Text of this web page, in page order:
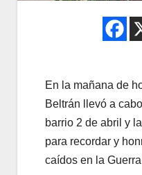
En la mañana de
Beltrán llevó a
barrio 2 de abril y
para recordar y
caídos en la